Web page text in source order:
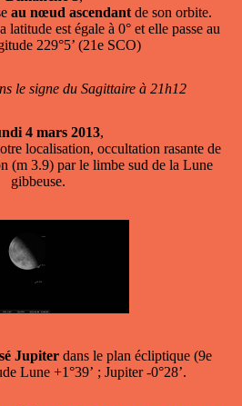
au nœud ascendant de son orbite.
est égale à 0° et elle passe au
229°5’ (21e SCO)
le signe du Sagittaire à 21h12
4 mars 2013,
localisation, occultation rasante de
(m 3.9) par le limbe sud de la Lune
gibbeuse.
Jupiter dans le plan écliptique (9e
Lune +1°39’ ; Jupiter -0°28’.